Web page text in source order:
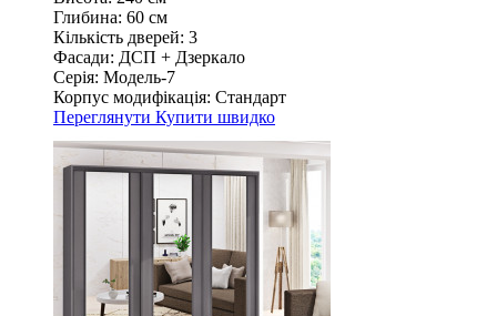
Глибина: 60 см
Кількість дверей: 3
Фасади: ДСП + Дзеркало
Серія: Модель-7
Корпус модифікація: Стандарт
Переглянути Купити швидко